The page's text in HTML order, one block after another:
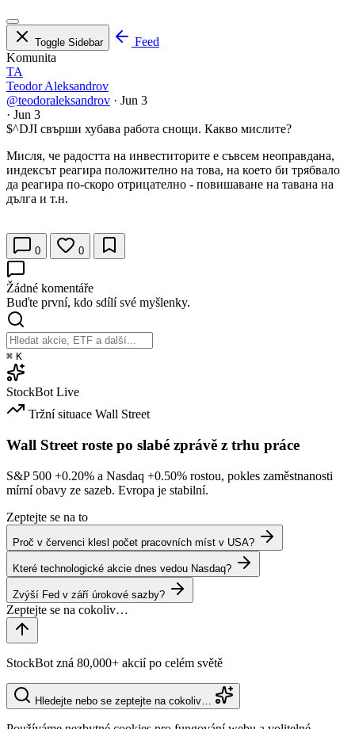
Toggle Sidebar
Feed
Komunita
TA
Teodor Aleksandrov
@teodoraleksandrov · Jun 3
· Jun 3
$^DJI свърши хубава работа снощи. Какво мислите?
Мисля, че радостта на инвеститорите е съвсем неоправдана,
индексът реагира положително на това, на което би трябвало
да реагира по-скоро отрицателно - повишаване на тавана на
дълга и т.н.
0 0
Žádné komentáře
Buďte první, kdo sdílí své myšlenky.
⌘ K
StockBot Live
Tržní situace Wall Street
Wall Street roste po slabé zprávě z trhu práce
S&P 500 +0.20% a Nasdaq +0.50% rostou, pokles zaměstnanosti
mírní obavy ze sazeb. Evropa je stabilní.
Zeptejte se na to
Proč v červenci klesl počet pracovních míst v USA?
Které technologické akcie dnes vedou Nasdaq?
Zvýší Fed v září úrokové sazby?
StockBot zná 80,000+ akcií po celém světě
Hledejte nebo se zeptejte na cokoliv…